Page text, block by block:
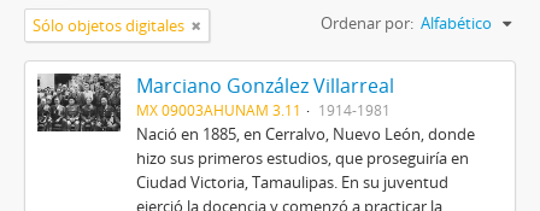
Sólo objetos digitales Ordenar por: Alfabético
Marciano González Villarreal
MX 09003AHUNAM 3.11 1914-1981
Nació en 1885, en Cerralvo, Nuevo León, donde
hizo sus primeros estudios, que proseguiría en
Ciudad Victoria, Tamaulipas. En su juventud
ejerció la docencia y comenzó a practicar la